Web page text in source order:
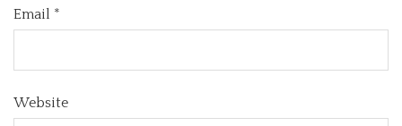
Email *
Website